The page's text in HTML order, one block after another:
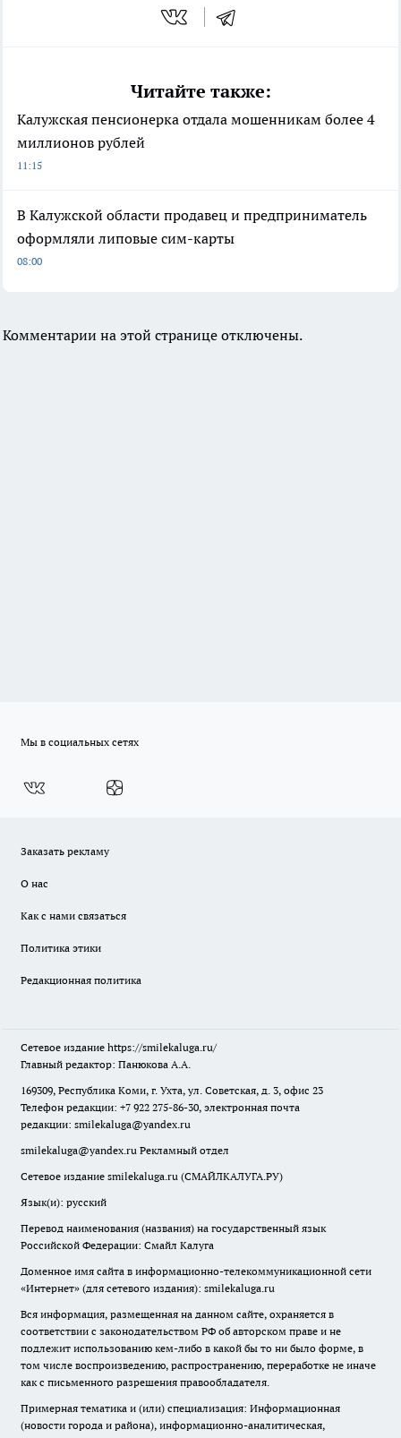
Читайте также:
Калужская пенсионерка отдала мошенникам более 4
миллионов рублей
11:15
В Калужской области продавец и предприниматель
оформляли липовые сим-карты
08:00
Комментарии на этой странице отключены.
Мы в социальных сетях
Заказать рекламу
О нас
Как с нами связаться
Политика этики
Редакционная политика
Сетевое издание https://smilekaluga.ru/
Главный редактор: Панюкова А.А.
169309, Республика Коми, г. Ухта, ул. Советская, д. 3, офис 23
Телефон редакции: +7 922 275-86-30, электронная почта
редакции: smilekaluga@yandex.ru
smilekaluga@yandex.ru Рекламный отдел
Сетевое издание smilekaluga.ru (СМАЙЛКАЛУГА.РУ)
Язык(и): русский
Перевод наименования (названия) на государственный язык
Российской Федерации: Смайл Калуга
Доменное имя сайта в информационно-телекоммуникационной сети
«Интернет» (для сетевого издания): smilekaluga.ru
Вся информация, размещенная на данном сайте, охраняется в
соответствии с законодательством РФ об авторском праве и не
подлежит использованию кем-либо в какой бы то ни было форме, в
том числе воспроизведению, распространению, переработке не иначе
как с письменного разрешения правообладателя.
Примерная тематика и (или) специализация: Информационная
(новости города и района), информационно-аналитическая,